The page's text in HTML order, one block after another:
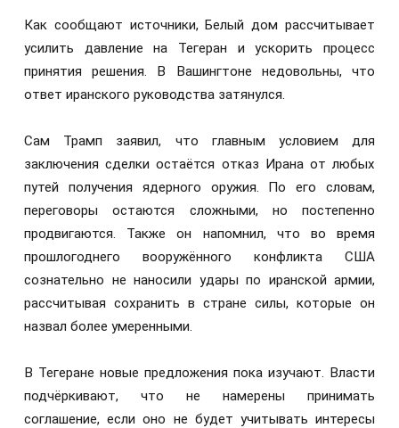
Как сообщают источники, Белый дом рассчитывает
усилить давление на Тегеран и ускорить процесс
принятия решения. В Вашингтоне недовольны, что
ответ иранского руководства затянулся.
Сам Трамп заявил, что главным условием для
заключения сделки остаётся отказ Ирана от любых
путей получения ядерного оружия. По его словам,
переговоры остаются сложными, но постепенно
продвигаются. Также он напомнил, что во время
прошлогоднего вооружённого конфликта США
сознательно не наносили удары по иранской армии,
рассчитывая сохранить в стране силы, которые он
назвал более умеренными.
В Тегеране новые предложения пока изучают. Власти
подчёркивают, что не намерены принимать
соглашение, если оно не будет учитывать интересы